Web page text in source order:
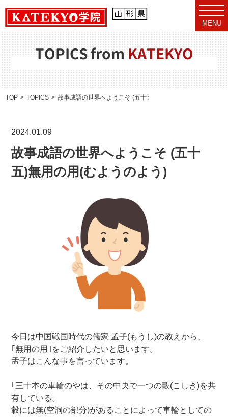
t
o
g
g
l
e
n
v
i
g
MENU
TOPICS fromKATEKYO
TOP TOPICS 故事成語の世界へようこそ (五十五)無用の用(むようのよう)
2024.01.09
故事成語の世界へようこそ (五十
五)無用の用(むようのよう)
今日は中国戦国時代の儒家 孟子(もうし)の教えから、
｢無用の用｣をご紹介したいと思います。
孟子はこんな事を言っています。
｢三十本の車輪のやは、その中央で一つの轂(こしき)を共
有している。
轂には無(空洞の部分)があることによって車輪としての